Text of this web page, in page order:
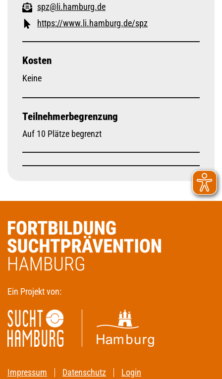
spz@li.hamburg.de
https://www.li.hamburg.de/spz
Kosten
Keine
Teilnehmerbegrenzung
Auf 10 Plätze begrenzt
Ein Projekt von:
Impressum Datenschutz Login